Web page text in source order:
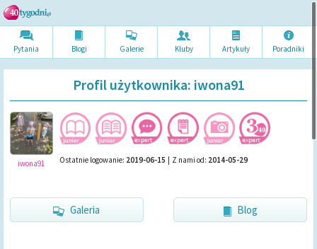
Pytania Blogi Galerie Kluby Artykuły Poradniki
Profil użytkownika: iwona91
iwona91 Ostatnie logowanie: 2019-06-15 | Z nami od: 2014-05-29
Galeria Blog